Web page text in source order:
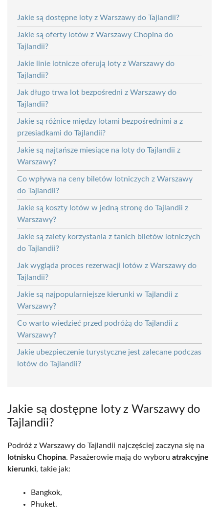
Jakie są dostępne loty z Warszawy do Tajlandii?
Jakie są oferty lotów z Warszawy Chopina do
Tajlandii?
Jakie linie lotnicze oferują loty z Warszawy do
Tajlandii?
Jak długo trwa lot bezpośredni z Warszawy do
Tajlandii?
Jakie są różnice między lotami bezpośrednimi a z
przesiadkami do Tajlandii?
Jakie są najtańsze miesiące na loty do Tajlandii z
Warszawy?
Co wpływa na ceny biletów lotniczych z Warszawy
do Tajlandii?
Jakie są koszty lotów w jedną stronę do Tajlandii z
Warszawy?
Jakie są zalety korzystania z tanich biletów lotniczych
do Tajlandii?
Jak wygląda proces rezerwacji lotów z Warszawy do
Tajlandii?
Jakie są najpopularniejsze kierunki w Tajlandii z
Warszawy?
Co warto wiedzieć przed podróżą do Tajlandii z
Warszawy?
Jakie ubezpieczenie turystyczne jest zalecane podczas
lotów do Tajlandii?
Jakie są dostępne loty z Warszawy do
Tajlandii?
Podróż z Warszawy do Tajlandii najczęściej zaczyna się na
lotnisku Chopina. Pasażerowie mają do wyboru atrakcyjne
kierunki, takie jak:
Bangkok,
Phuket.